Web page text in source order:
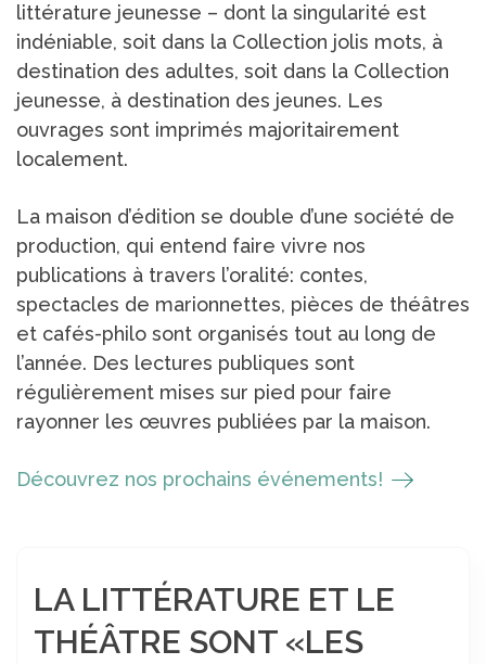
littérature jeunesse – dont la singularité est
indéniable, soit dans la Collection jolis mots, à
destination des adultes, soit dans la Collection
jeunesse, à destination des jeunes. Les
ouvrages sont imprimés majoritairement
localement.
La maison d’édition se double d’une société de
production, qui entend faire vivre nos
publications à travers l’oralité: contes,
spectacles de marionnettes, pièces de théâtres
et cafés-philo sont organisés tout au long de
l’année. Des lectures publiques sont
régulièrement mises sur pied pour faire
rayonner les œuvres publiées par la maison.
Découvrez nos prochains événements!
LA LITTÉRATURE ET LE
THÉÂTRE SONT «LES